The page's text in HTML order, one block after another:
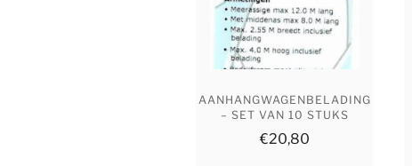
AANHANGWAGENBELADING
– SET VAN 10 STUKS
€20,80